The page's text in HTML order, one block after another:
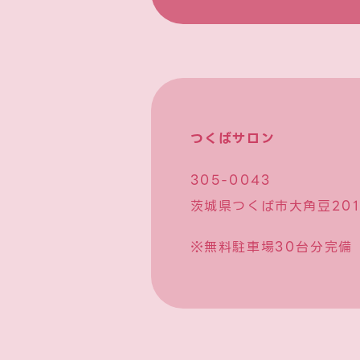
つくばサロン
305-0043
茨城県つくば市大角豆
※無料駐車場30台分完備